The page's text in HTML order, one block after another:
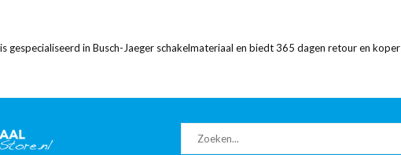
gespecialiseerd in Busch-Jaeger schakelmateriaal en biedt 365 dagen retour en